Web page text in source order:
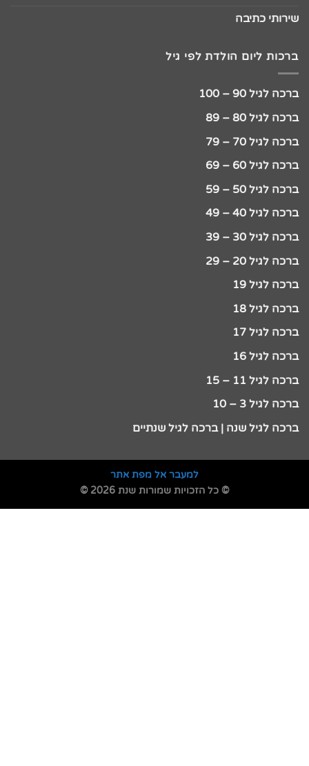
שירותי כתיבה
ברכות ליום הולדת לפי גיל
ברכה לגיל 90 – 100
ברכה לגיל 80 – 89
ברכה לגיל 70 – 79
ברכה לגיל 60 – 69
ברכה לגיל 50 – 59
ברכה לגיל 40 – 49
ברכה לגיל 30 – 39
ברכה לגיל 20 – 29
ברכה לגיל 19
ברכה לגיל 18
ברכה לגיל 17
ברכה לגיל 16
ברכה לגיל 11 – 15
ברכה לגיל 3 – 10
ברכה לגיל שנה | ברכה לגיל שנתיים
למעבר אל מפת אתר
© כל הזכויות שמורות שנת 2026 ©